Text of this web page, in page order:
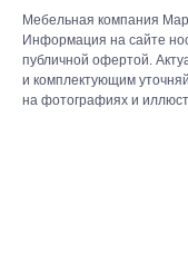
Мебельная компания
Информация на сайте
публичной офертой.
и комплектующим
на фотографиях и